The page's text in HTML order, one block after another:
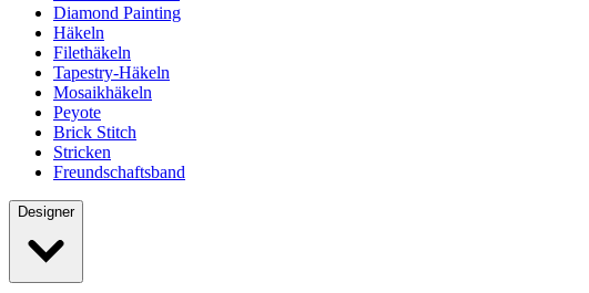
Diamond Painting
Häkeln
Filethäkeln
Tapestry-Häkeln
Mosaikhäkeln
Peyote
Brick Stitch
Stricken
Freundschaftsband
Designer